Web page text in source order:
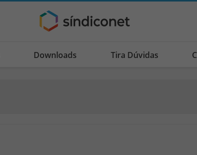
Downloads Tira Dúvidas